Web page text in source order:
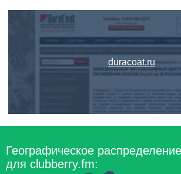
duracoat.ru
Географическое
для clubberry.fm: